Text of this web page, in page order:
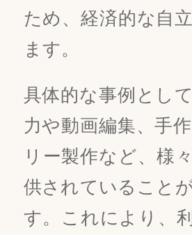
ため、経済的な自
ます。
具体的な事例とし
力や動画編集、手
リー製作など、様
供されていること
す。これにより、